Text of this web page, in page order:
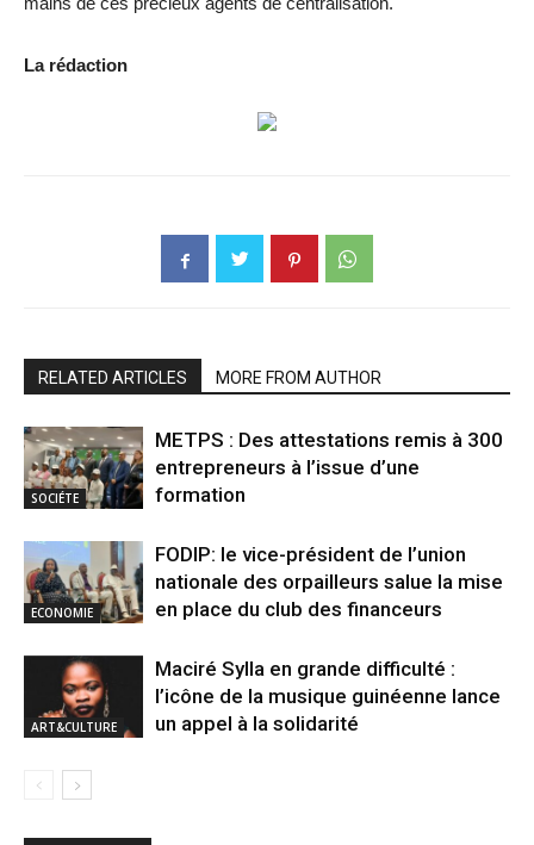
La rédaction
RELATED ARTICLES MORE FROM AUTHOR
SOCIÉTE
METPS : Des attestations remis à 300
entrepreneurs à l’issue d’une
formation
ECONOMIE
FODIP: le vice-président de l’union
nationale des orpailleurs salue la mise
en place du club des financeurs
ART&CULTURE
Maciré Sylla en grande difficulté :
l’icône de la musique guinéenne lance
un appel à la solidarité